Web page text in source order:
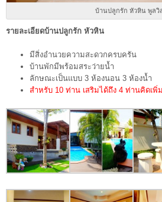
บ้านปลูกรัก หัวหิน พูลวิ
รายละเอียดบ้านปลูกรัก หัวหิน
มีสิ่งอำนวยความสะดวกครบครัน
บ้านพักมีพร้อมสระว่ายน้ำ
ลักษณะเป็นแบบ 3 ห้องนอน 3 ห้องน้ำ
สำหรับ 10 ท่าน เสริมได้ถึง 4 ท่านคิดเพิ่